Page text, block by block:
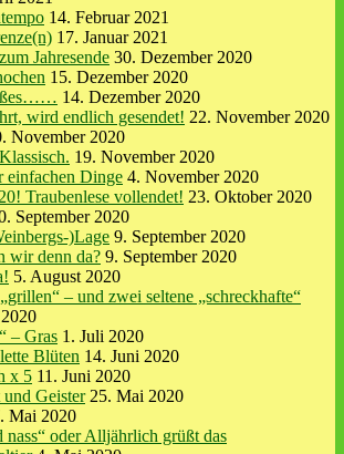
14. Februar 2021
17. Januar 2021
Jahresende 30. Dezember 2020
15. Dezember 2020
14. Dezember 2020
wird endlich gesendet! 22. November 2020
November 2020
19. November 2020
einfachen Dinge 4. November 2020
Traubenlese vollendet! 23. Oktober 2020
September 2020
)Lage 9. September 2020
wir denn da? 9. September 2020
5. August 2020
– und zwei seltene „schreckhafte“
– Gras 1. Juli 2020
Blüten 14. Juni 2020
x 5 11. Juni 2020
Geister 25. Mai 2020
Mai 2020
nass“ oder Alljährlich grüßt das